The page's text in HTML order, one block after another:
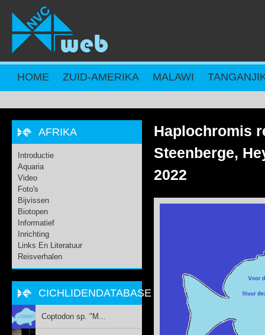
Overslaan en naar de inhoud gaan
HOME ZUID-AMERIKA MALAWI
Haplochromis
Steenberge,
2022
AFRIKA
Introductie
Aquaria
Video
Foto's
Bijvissen
Biotopen
Informatief
Inrichting
Links En Literatuur
Reisverhalen
CICHLIDENDATABASE
Coptodon sp. "M...